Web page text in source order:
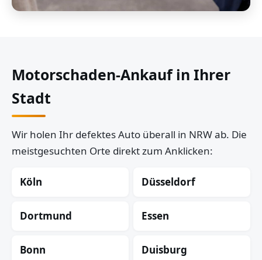
Motorschaden-Ankauf in Ihrer
Stadt
Wir holen Ihr defektes Auto überall in NRW ab. Die
meistgesuchten Orte direkt zum Anklicken:
Köln Düsseldorf
Dortmund Essen
Bonn Duisburg